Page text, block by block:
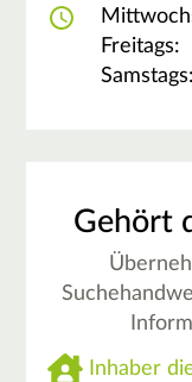
Freitags:
Samstags:
Gehört
Inhaber